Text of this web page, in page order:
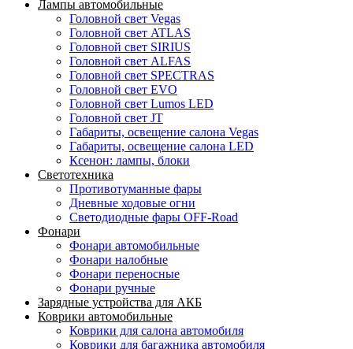
Лампы автомобильные
Головной свет Vegas
Головной свет ATLAS
Головной свет SIRIUS
Головной свет ALFAS
Головной свет SPECTRAS
Головной свет EVO
Головной свет Lumos LED
Головной свет JT
Габариты, освещение салона Vegas
Габариты, освещение салона LED
Ксенон: лампы, блоки
Светотехника
Противотуманные фары
Дневные ходовые огни
Светодиодные фары OFF-Road
Фонари
Фонари автомобильные
Фонари налобные
Фонари переносные
Фонари ручные
Зарядные устройства для АКБ
Коврики автомобильные
Коврики для салона автомобиля
Коврики для багажника автомобиля